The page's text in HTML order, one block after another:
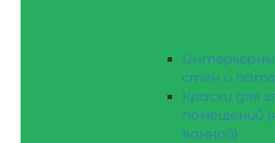
стен и
Краски для
помещений
ванной)